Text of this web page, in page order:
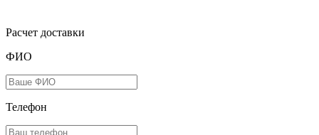
Расчет доставки
ФИО
Телефон